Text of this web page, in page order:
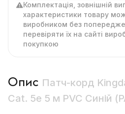
Комплектація, зовнішній
характеристики товару
виробником без
перевіряти їх на сайті
покупкою
Опис Патч-корд
Cat. 5e 5 м PVC Синій